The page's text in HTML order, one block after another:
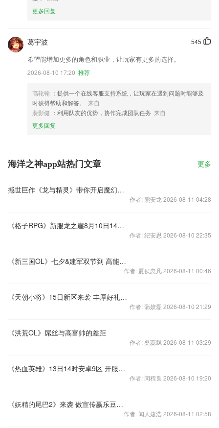
更多回复
545
葛宇波
希望能增加更多的角色和职业，让玩家有更多的选择。
2026-08-10 17:20 推荐
高轮翰 ：提供一个在线客服支持系统，让玩家在遇到问题时能够及
时获得帮助和解答。
来自
裴影健 ：利用队友的优势，协作完成团队任务 来自
更多回复
海洋之神app站热门文章 更多
撼世巨作《龙与精灵》带你开启魔幻远征
作者: 熊安龙 2026-08-11 04:28
《格子RPG》新服龙之崖8月10日14：00
作者: 纪安思 2026-08-10 22:35
《新三国OL》七夕&建军双节到 高能有礼送不停
作者: 夏侯忠凡 2026-08-11 00:46
《天朝小将》15日新区来袭 丰厚好礼等你来参与
作者: 蒲姣磊 2026-08-10 21:29
《洪荒OL》屌丝与高富帅的差距
作者: 桑蕊飘 2026-08-11 03:29
《热血英雄》13日14时安卓9区 开服公告
作者: 闵程良 2026-08-10 19:20
《妖精的尾巴2》来袭 做宣传赢乐豆、周边
作者: 闻人婕浩 2026-08-11 02:58